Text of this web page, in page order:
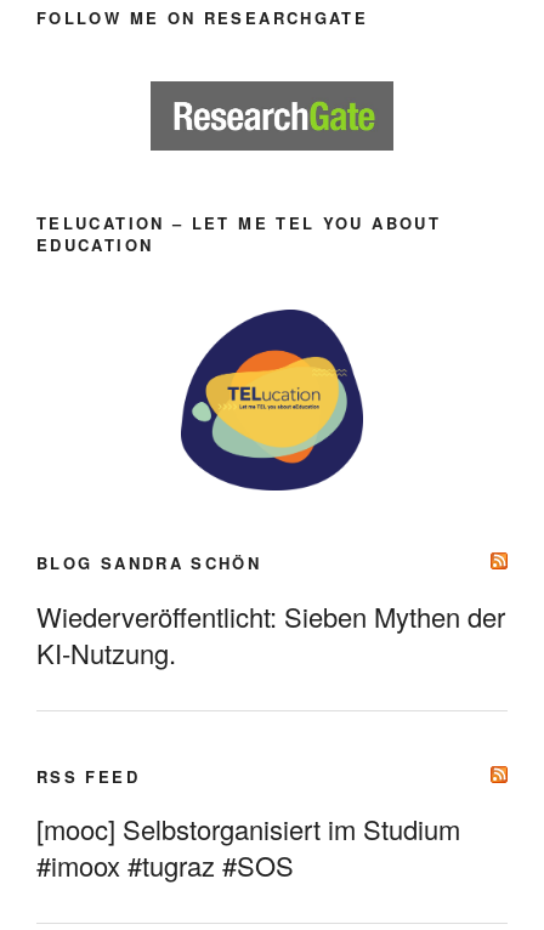
FOLLOW ME ON RESEARCHGATE
TELUCATION – LET ME TEL YOU ABOUT
EDUCATION
BLOG SANDRA SCHÖN
Wiederveröffentlicht: Sieben Mythen der
KI-Nutzung.
RSS FEED
[mooc] Selbstorganisiert im Studium
#imoox #tugraz #SOS